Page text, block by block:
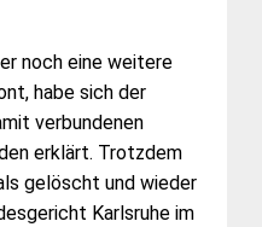
noch eine weitere
habe sich der
verbundenen
erklärt. Trotzdem
gelöscht und wieder
Karlsruhe im